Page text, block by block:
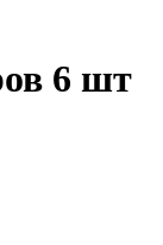
6 шт